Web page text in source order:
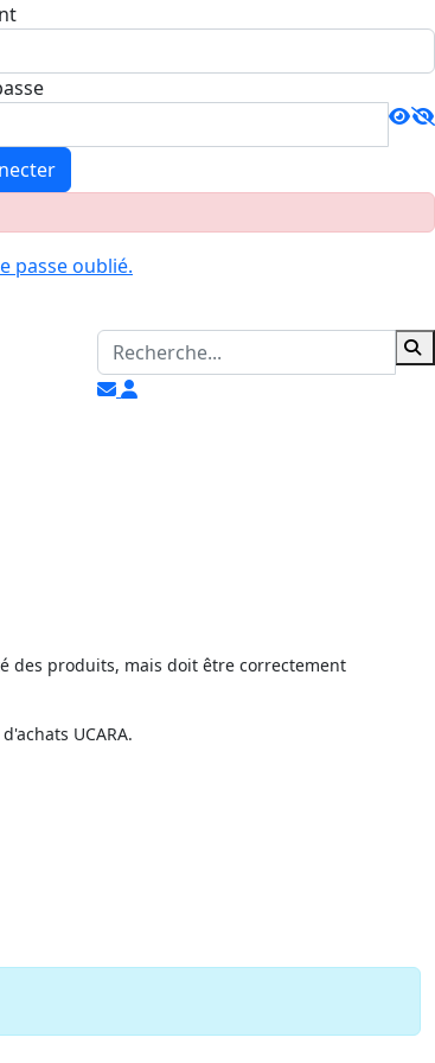
passe oublié.
des produits, mais doit être correctement
UCARA.